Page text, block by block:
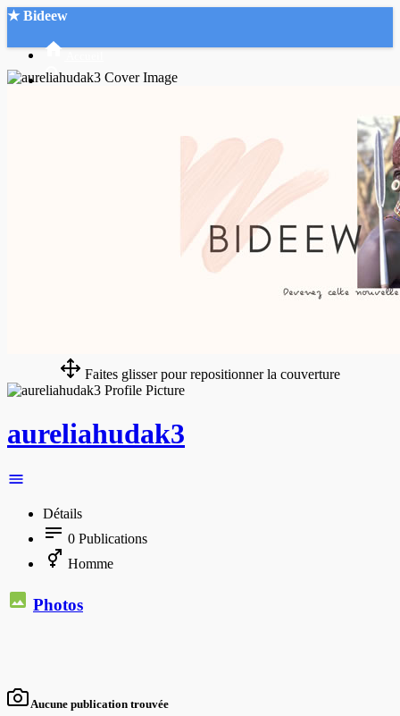
★ Bideew
Faites glisser pour repositionner la couverture
aureliahudak3
Détails
0 Publications
Homme
Photos
Aucune publication trouvée